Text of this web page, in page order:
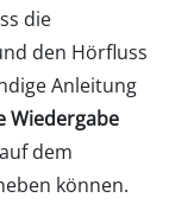
die
den Hörfluss
Anleitung
Wiedergabe
dem
können.